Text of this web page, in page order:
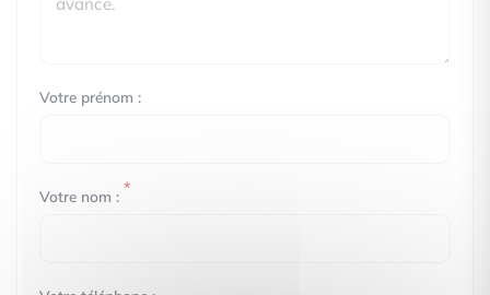
Votre prénom :
Votre nom : *